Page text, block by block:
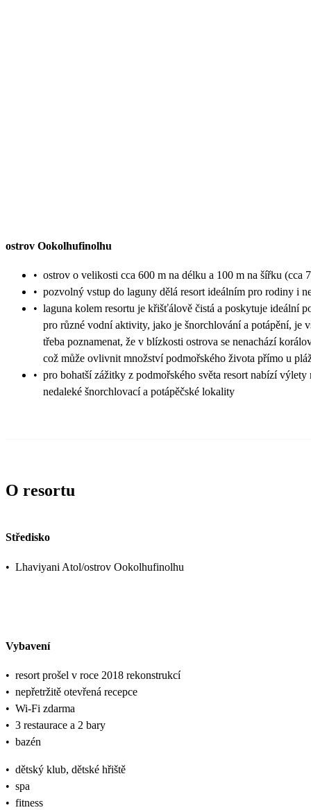
ostrov Ookolhufinolhu
• ostrov o velikosti cca 600 m na délku a 100 m na šířku (cca
• pozvolný vstup do laguny dělá resort ideálním pro rodiny i
• laguna kolem resortu je křišťálově čistá a poskytuje ideální
pro různé vodní aktivity, jako je šnorchlování a potápění, je
třeba poznamenat, že v blízkosti ostrova se nenachází
což může ovlivnit množství podmořského života přímo u
• pro bohatší zážitky z podmořského světa resort nabízí výlety
nedaleké šnorchlovací a potápěčské lokality
O resortu
Středisko
• Lhaviyani Atol/ostrov Ookolhufinolhu
Vybavení
• resort prošel v roce 2018 rekonstrukcí
• nepřetržitě otevřená recepce
• Wi-Fi zdarma
• 3 restaurace a 2 bary
• bazén
• dětský klub, dětské hřiště
• spa
• fitness